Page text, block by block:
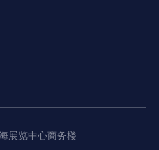
展览中心商务楼